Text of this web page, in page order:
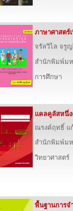
ภาษาศาสตร์
จรัลวิไล จรู
สำนักพิมพ์มห
การศึกษา
แคลคูลัสหนึ่ง
ณรงค์ฤทธิ์ แ
สำนักพิมพ์มห
วิทยาศาสตร์
พื้นฐานการจ